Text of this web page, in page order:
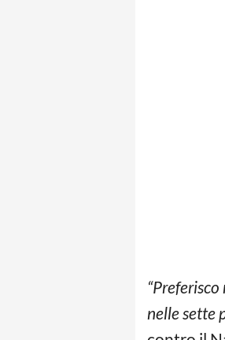
nelle sette